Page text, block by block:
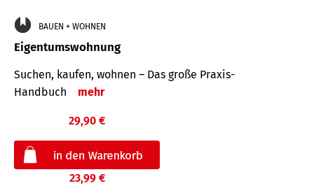
BAUEN + WOHNEN
Eigentumswohnung
Suchen, kaufen, wohnen – Das große Praxis-
Handbuch
mehr
29,90 €
23,99 €